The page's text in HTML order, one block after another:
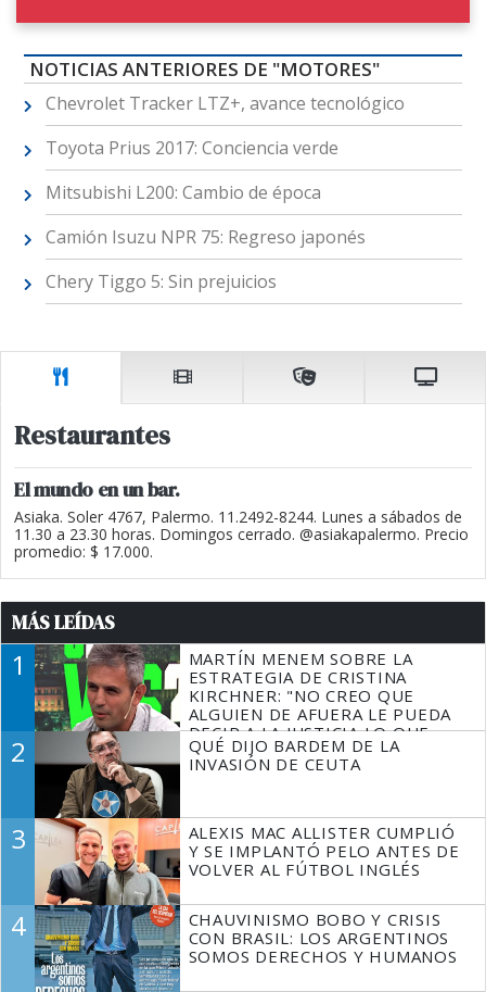
NOTICIAS ANTERIORES DE "MOTORES"
Chevrolet Tracker LTZ+, avance tecnológico
Toyota Prius 2017: Conciencia verde
Mitsubishi L200: Cambio de época
Camión Isuzu NPR 75: Regreso japonés
Chery Tiggo 5: Sin prejuicios
Restaurantes
El mundo en un bar.
Asiaka. Soler 4767, Palermo. 11.2492-8244. Lunes a sábados de
11.30 a 23.30 horas. Domingos cerrado. @asiakapalermo. Precio
promedio: $ 17.000.
MÁS LEÍDAS
1
MARTÍN MENEM SOBRE LA
ESTRATEGIA DE CRISTINA
KIRCHNER: "NO CREO QUE
ALGUIEN DE AFUERA LE PUEDA
DECIR A LA JUSTICIA LO QUE
TIENE QUE HACER"
2
QUÉ DIJO BARDEM DE LA
INVASIÓN DE CEUTA
3
ALEXIS MAC ALLISTER CUMPLIÓ
Y SE IMPLANTÓ PELO ANTES DE
VOLVER AL FÚTBOL INGLÉS
4
CHAUVINISMO BOBO Y CRISIS
CON BRASIL: LOS ARGENTINOS
SOMOS DERECHOS Y HUMANOS